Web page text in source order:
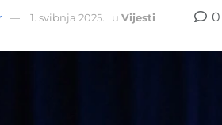
1. svibnja 2025. u Vijesti 0